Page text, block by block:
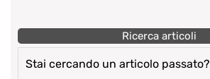
Ricerca articoli
Stai cercando un articolo passato?